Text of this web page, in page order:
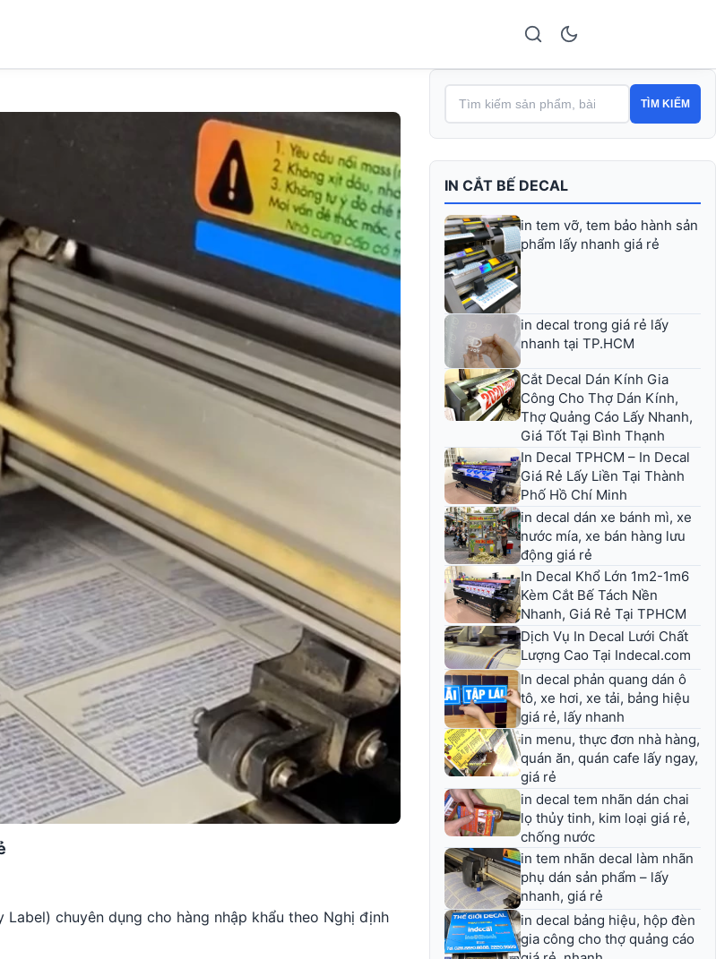
chuyên dụng cho hàng nhập khẩu theo Nghị định
TÌM KIẾM
IN CẮT BẾ DECAL
in tem vỡ, tem bảo hành sản
phẩm lấy nhanh giá rẻ
in decal trong giá rẻ lấy
nhanh tại TP.HCM
Cắt Decal Dán Kính Gia
Công Cho Thợ Dán Kính,
Thợ Quảng Cáo Lấy Nhanh,
Giá Tốt Tại Bình Thạnh
In Decal TPHCM – In Decal
Giá Rẻ Lấy Liền Tại Thành
Phố Hồ Chí Minh
in decal dán xe bánh mì, xe
nước mía, xe bán hàng lưu
động giá rẻ
In Decal Khổ Lớn 1m2-1m6
Kèm Cắt Bế Tách Nền
Nhanh, Giá Rẻ Tại TPHCM
Dịch Vụ In Decal Lưới Chất
Lượng Cao Tại Indecal.com
In decal phản quang dán ô
tô, xe hơi, xe tải, bảng hiệu
giá rẻ, lấy nhanh
in menu, thực đơn nhà hàng,
quán ăn, quán cafe lấy ngay,
giá rẻ
in decal tem nhãn dán chai
lọ thủy tinh, kim loại giá rẻ,
chống nước
in tem nhãn decal làm nhãn
phụ dán sản phẩm – lấy
nhanh, giá rẻ
in decal bảng hiệu, hộp đèn
gia công cho thợ quảng cáo